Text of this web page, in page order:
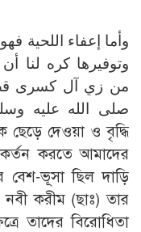
وتوفيرها كره لنا
من زي آل كسرى
صلى الله عليه
করতে আমাদের
বেশ-ভূসা ছিল দাড়ি
করীম (ছাঃ) তার
তাদের বিরোধিতা